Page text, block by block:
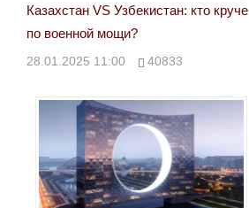
Казахстан VS Узбекистан: кто круче
по военной мощи?
28.01.2025 11:00 40833